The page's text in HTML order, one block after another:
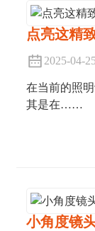
点亮这精
2025-04-
在当前的照
其是在……
小角度镜